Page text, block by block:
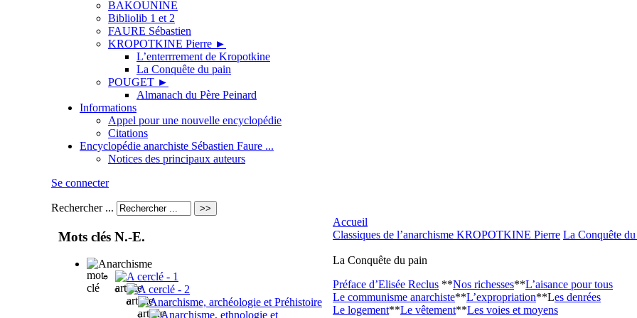
BAKOUNINE
Bibliolib 1 et 2
FAURE Sébastien
KROPOTKINE Pierre ►
L’enterrrement de Kropotkine
La Conquête du pain
POUGET ►
Almanach du Père Peinard
Informations
Appel pour une nouvelle encyclopédie
Citations
Encyclopédie anarchiste Sébastien Faure ...
Notices des principaux auteurs
Se connecter
Rechercher ...
Accueil
Classiques de l’anarchisme KROPOTKINE Pierre La Conquête
La Conquête du pain
Préface d’Elisée Reclus **Nos richesses**L’aisance pour tous
Le communisme anarchiste**L’expropriation**Les denrées
Le logement**Le vêtement**Les voies et moyens
Mots clés N.-E.
Anarchisme
A cerclé - 1
A cerclé - 2
Anarchisme, archéologie et Préhistoire
Anarchisme, ethnologie et